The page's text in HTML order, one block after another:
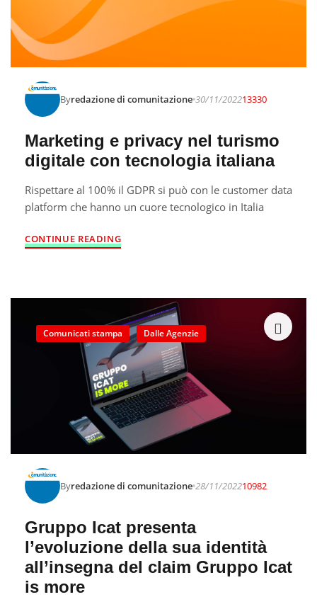
Byredazione di comunitazione 30/11/202213330
Marketing e privacy nel turismo
digitale con tecnologia italiana
Rispettare al 100% il GDPR si può con le customer data
platform che hanno un cuore tecnologico in Italia
CONTINUE READING
Comunicati stampa Dalle Agenzie
Byredazione di comunitazione 28/11/202210982
Gruppo Icat presenta
l’evoluzione della sua identità
all’insegna del claim Gruppo Icat
is more